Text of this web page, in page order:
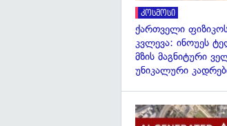
კოსმოსი
ქართველი
კვლევა: ინოუეს
მზის მაგნიტური
უნიკალური